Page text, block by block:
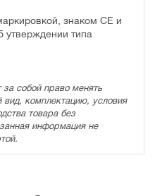
знаком CE и
типа
за собой право менять
вид, комплектацию, условия
товара без
информация не